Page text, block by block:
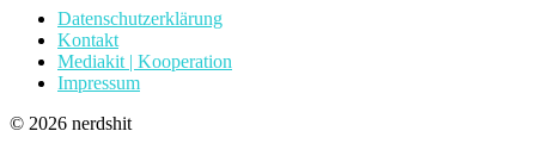
Datenschutzerklärung
Kontakt
Mediakit | Kooperation
Impressum
© 2026 nerdshit